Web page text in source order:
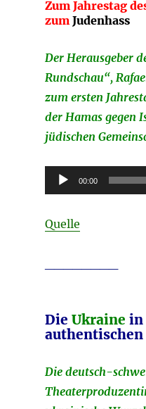
Zum Jahrestag
zum Judenhass
Der Herausgeber
Rundschau“,
zum ersten
der Hamas gegen
jüdischen
Audio-
Player
00:00
Quelle
Die Ukraine in
authentischen
Die deutsch-